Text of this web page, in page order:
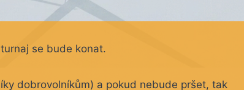
se bude konat.
dobrovolníkům) a pokud nebude pršet, tak